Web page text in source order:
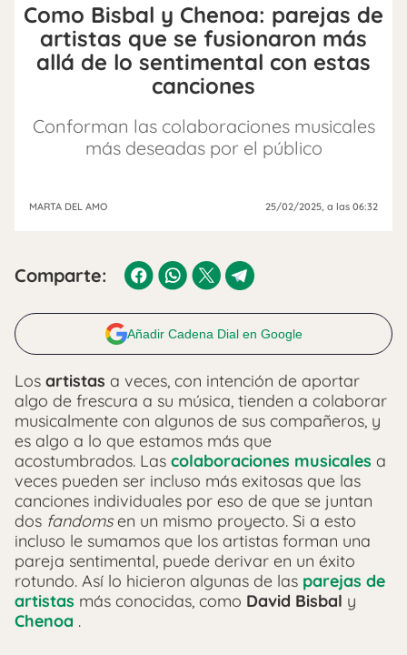
Como Bisbal y Chenoa: parejas de
artistas que se fusionaron más
allá de lo sentimental con estas
canciones
Conforman las colaboraciones musicales
más deseadas por el público
MARTA DEL AMO 25/02/2025, a las 06:32
Comparte:
Añadir Cadena Dial en Google
Los artistas a veces, con intención de aportar
algo de frescura a su música, tienden a colaborar
musicalmente con algunos de sus compañeros, y
es algo a lo que estamos más que
acostumbrados. Las colaboraciones musicales a
veces pueden ser incluso más exitosas que las
canciones individuales por eso de que se juntan
dos fandomsen un mismo proyecto. Si a esto
incluso le sumamos que los artistas forman una
pareja sentimental, puede derivar en un éxito
rotundo. Así lo hicieron algunas de las parejas de
artistas más conocidas, como David Bisbal y
Chenoa .